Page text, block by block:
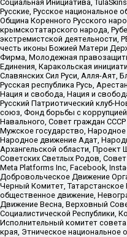
Социальная Инициатива,
Русские, Русское национальное
Община Коренного Русского
крымскотатарского народа,
экстремистской деятельности,
честь иконы Божией Матери
Фирма, Молодежная
Единения, Каракольская
Славянских Сил Руси, Алля-Аят,
Русская республика Русь,
Нация и свобода, Нация и
Русский Патриотический клуб-
союз, Фонд борьбы с
Навального, Совет граждан СССР
Мужское государство, Народное
Народное движение Адат,
Архангельской области,
Советских Светлых Родов,
Meta Platforms Inc, Facebook,
Добровольческое Движение
Черный Комитет, Татарстанское
общественное движение,
Движение Весна, Верховный
Социалистической Республики,
Исполнительный комитет
края, Этническое национальное